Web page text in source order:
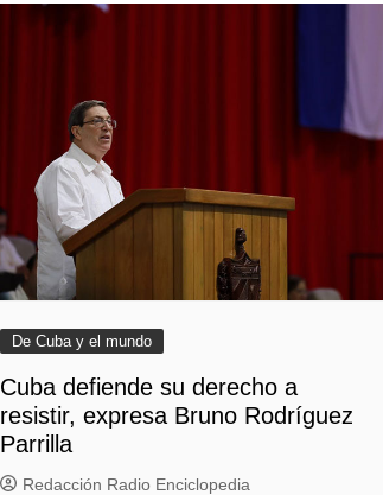
De Cuba y el mundo
Cuba defiende su derecho a
resistir, expresa Bruno Rodríguez
Parrilla
Redacción Radio Enciclopedia